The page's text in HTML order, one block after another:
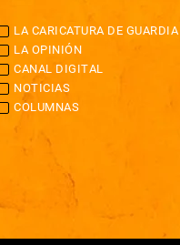
LA CARICATURA DE GUARDIA
LA OPINIÓN
CANAL DIGITAL
NOTICIAS
COLUMNAS